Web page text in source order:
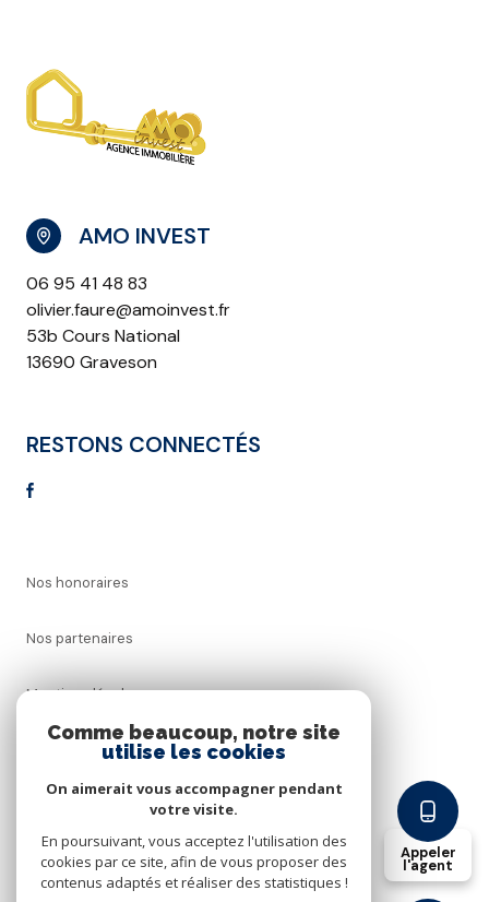
Appeler
l'agent
AMO INVEST
06 95 41 48 83
olivier.faure@amoinvest.fr
53b Cours National
13690 Graveson
RESTONS CONNECTÉS
Nos honoraires
Nos partenaires
Mentions légales
Cookies
Comme beaucoup, notre site
utilise les cookies
On aimerait vous accompagner pendant
votre visite.
En poursuivant, vous acceptez l'utilisation des
cookies par ce site, afin de vous proposer des
contenus adaptés et réaliser des statistiques !